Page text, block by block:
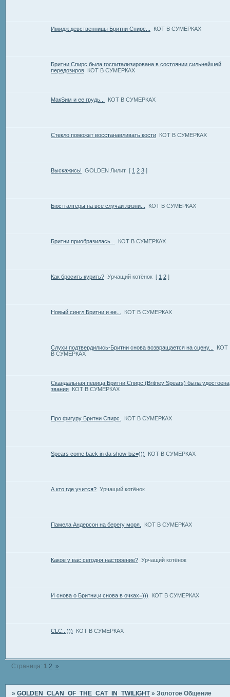
Имидж девственницы Бритни Спирс... КОТ В СУМЕРКАХ
Бритни Спирс была госпитализирована в состоянии сильнейшей
передозиров КОТ В СУМЕРКАХ
МакSим и ее грудь... КОТ В СУМЕРКАХ
Стекло поможет восстанавливать кости КОТ В СУМЕРКАХ
Выскажись! GOLDEN Лилит [ 1 2 3 ]
Бюстгалтеры на все случаи жизни... КОТ В СУМЕРКАХ
Бритни приобразилась... КОТ В СУМЕРКАХ
Как бросить курить? Урчащий котёнок [ 1 2 ]
Новый сингл Бритни и ее... КОТ В СУМЕРКАХ
Слухи подтвердились-Бритни снова возвращается на сцену...
КОТ
В СУМЕРКАХ
Скандальная певица Бритни Спирс (Britney Spears) была удостоена
звания КОТ В СУМЕРКАХ
Про фигуру Бритни Спирс. КОТ В СУМЕРКАХ
Spears come back in da show-biz=))) КОТ В СУМЕРКАХ
А кто где учится? Урчащий котёнок
Памела Андерсон на берегу моря. КОТ В СУМЕРКАХ
Какое у вас сегодня настроение? Урчащий котёнок
И снова о Бритни,и снова в очках=))) КОТ В СУМЕРКАХ
CLC...))) КОТ В СУМЕРКАХ
Страница: 1 2 »
»GOLDEN_CLAN_OF_THE_CAT_IN_TWILIGHT »Золотое Общение